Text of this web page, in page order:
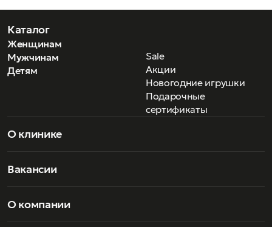
Каталог
Женщинам
Мужчинам
Детям
Sale
Акции
Новогодние игрушки
Подарочные
сертификаты
О клинике
Вакансии
О компании